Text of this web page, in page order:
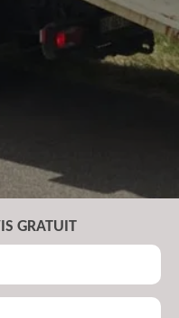
GRATUIT